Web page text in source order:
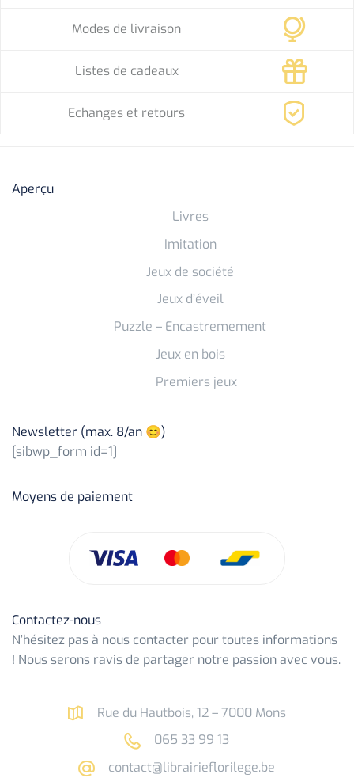
Modes de livraison
Listes de cadeaux
Echanges et retours
Aperçu
Livres
Imitation
Jeux de société
Jeux d’éveil
Puzzle – Encastremement
Jeux en bois
Premiers jeux
Newsletter (max. 8/an 😊)
[sibwp_form id=1]
Moyens de paiement
Contactez-nous
N’hésitez pas à nous contacter pour toutes informations
! Nous serons ravis de partager notre passion avec vous.
Rue du Hautbois, 12 – 7000 Mons
065 33 99 13
contact@librairieflorilege.be